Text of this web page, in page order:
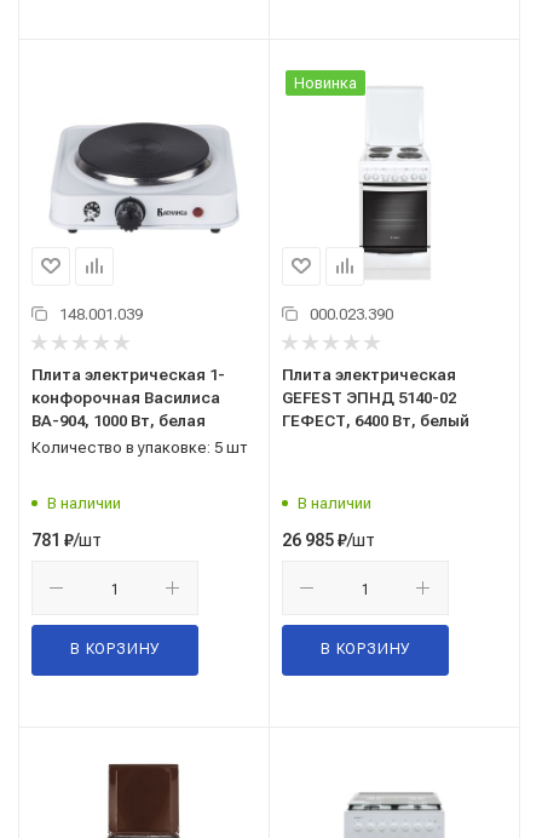
148.001.039
Плита электрическая 1-
конфорочная Василиса
ВА-904, 1000 Вт, белая
Количество в упаковке: 5 шт
В наличии
781 ₽/шт
В КОРЗИНУ
Новинка
000.023.390
Плита электрическая
GEFEST ЭПНД 5140-02
ГЕФЕСТ, 6400 Вт, белый
В наличии
26 985₽/шт
В КОРЗИНУ